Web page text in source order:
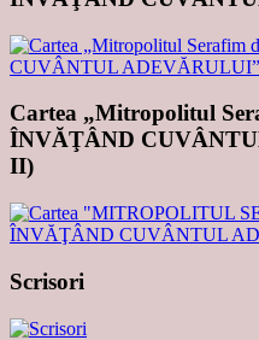
Cartea „Mitropolitul
ÎNVĂŢÂND
II)
Scrisori